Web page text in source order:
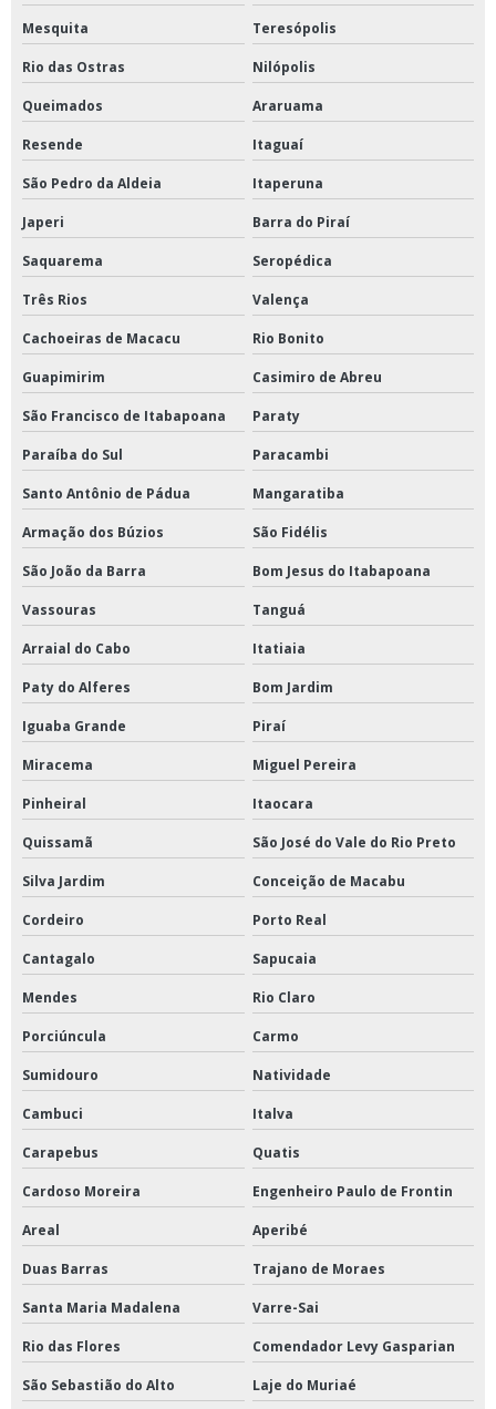
Mesquita Teresópolis
Rio das Ostras Nilópolis
Queimados Araruama
Resende Itaguaí
São Pedro da Aldeia Itaperuna
Japeri Barra do Piraí
Saquarema Seropédica
Três Rios Valença
Cachoeiras de Macacu Rio Bonito
Guapimirim Casimiro de Abreu
São Francisco de Itabapoana Paraty
Paraíba do Sul Paracambi
Santo Antônio de Pádua Mangaratiba
Armação dos Búzios São Fidélis
São João da Barra Bom Jesus do Itabapoana
Vassouras Tanguá
Arraial do Cabo Itatiaia
Paty do Alferes Bom Jardim
Iguaba Grande Piraí
Miracema Miguel Pereira
Pinheiral Itaocara
Quissamã São José do Vale do Rio Preto
Silva Jardim Conceição de Macabu
Cordeiro Porto Real
Cantagalo Sapucaia
Mendes Rio Claro
Porciúncula Carmo
Sumidouro Natividade
Cambuci Italva
Carapebus Quatis
Cardoso Moreira Engenheiro Paulo de Frontin
Areal Aperibé
Duas Barras Trajano de Moraes
Santa Maria Madalena Varre-Sai
Rio das Flores Comendador Levy Gasparian
São Sebastião do Alto Laje do Muriaé